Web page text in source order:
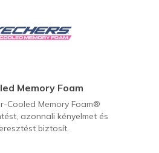
Memory Foam
Cooled Memory Foam®
azonnali kényelmet és
biztosít.